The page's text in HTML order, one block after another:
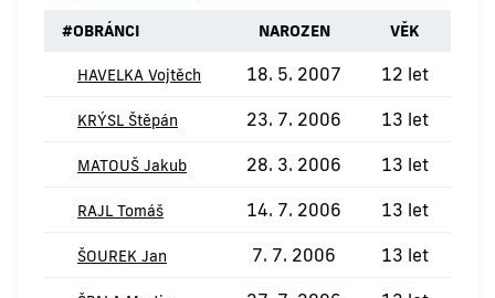
#OBRÁNCI NAROZEN VĚK
HAVELKA Vojtěch 18. 5. 2007 12 let
KRÝSL Štěpán 23. 7. 2006 13 let
MATOUŠ Jakub 28. 3. 2006 13 let
RAJL Tomáš 14. 7. 2006 13 let
ŠOUREK Jan 7. 7. 2006 13 let